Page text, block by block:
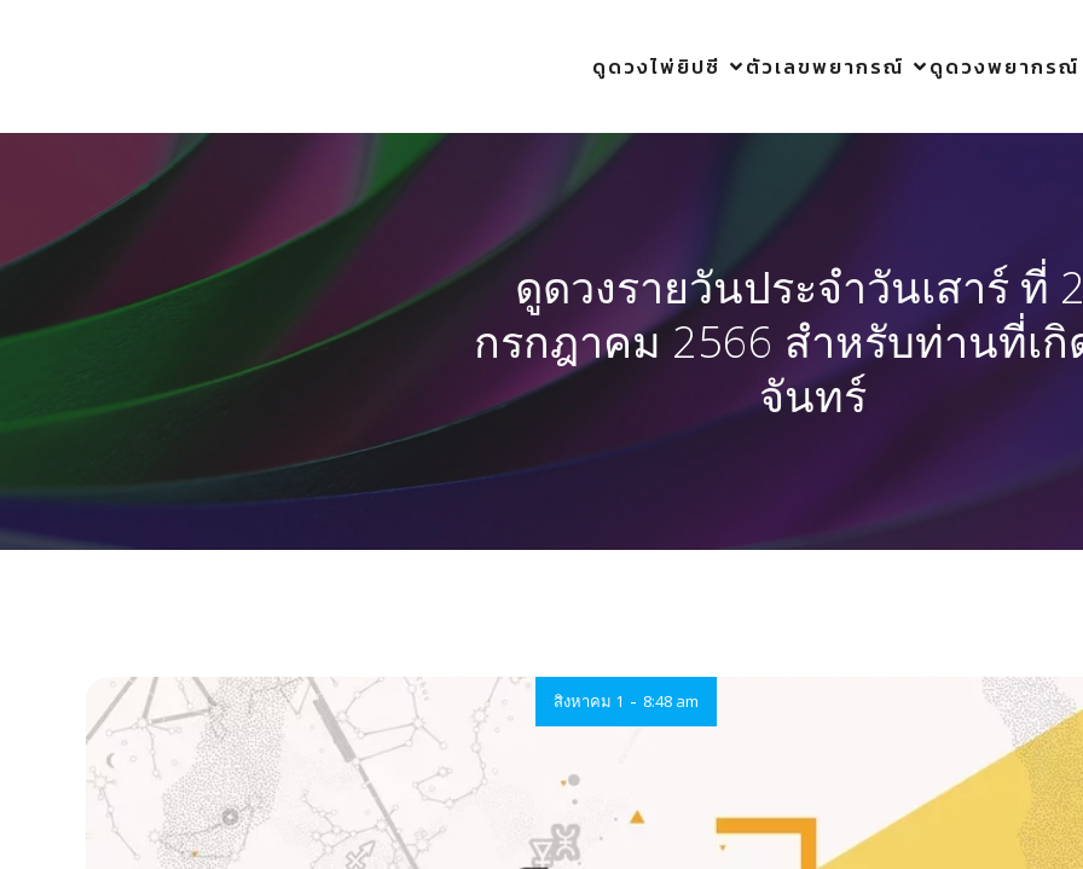
ดูดวงไพ่ยิปซี ตัวเลขพยากรณ์ ดูดวงพยากรณ์
ดูดวงรายวันประจำวันเสาร์ ที่
กรกฎาคม 2566 สำหรับท่านที่เ
จันทร์
สิงหาคม 1 - 8:48 am